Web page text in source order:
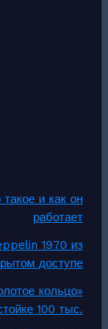
и как он
работает
1970 из
доступе
кольцо»
100 тыс.